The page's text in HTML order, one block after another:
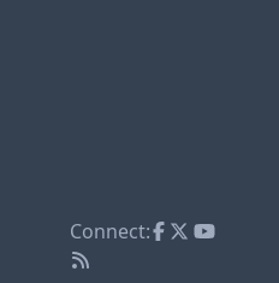
Connect: